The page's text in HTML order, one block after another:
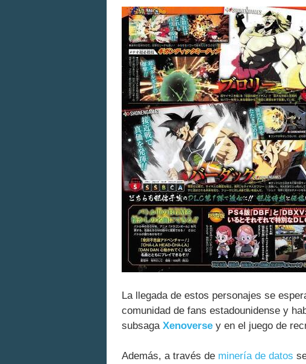
La llegada de estos personajes se
comunidad de fans estadounidense y
subsaga Xenoverse y en el juego de
Además, a través de minería de datos